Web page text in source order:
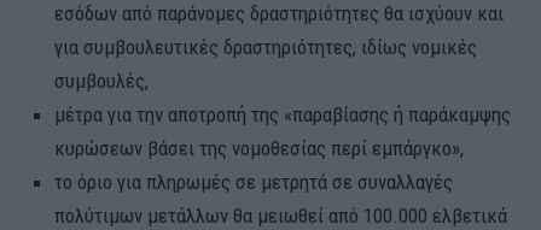
εσόδων από παράνομες δραστηριότητες θα ισχύουν και
για συμβουλευτικές δραστηριότητες, ιδίως νομικές
συμβουλές,
μέτρα για την αποτροπή της «παραβίασης ή παράκαμψης
κυρώσεων βάσει της νομοθεσίας περί εμπάργκο»,
το όριο για πληρωμές σε μετρητά σε συναλλαγές
πολύτιμων μετάλλων θα μειωθεί από 100.000 ελβετικά